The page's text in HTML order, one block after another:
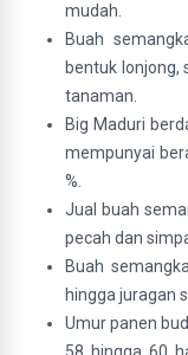
mudah.
Buah
bentuk lonjong,
tanaman.
Big Maduri
mempunyai
%.
Jual buah
pecah dan
Buah
hingga juragan
Umur panen